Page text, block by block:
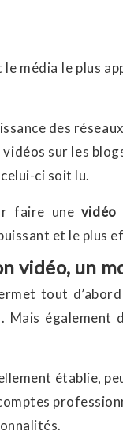
média le plus
des
sur les
ci soit lu.
faire une vidéo
et le plus
vidéo, un
tout
Mais également
établie,